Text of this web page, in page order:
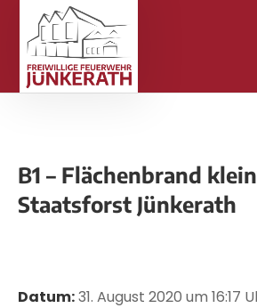
B1 – Flächenbrand
Staatsforst Jünkerath
Datum:31. August 2020 um 16:17